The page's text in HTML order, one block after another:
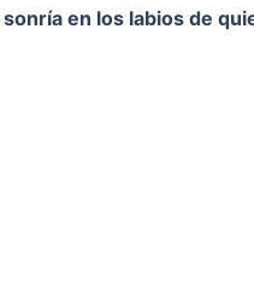
sonría en los labios de